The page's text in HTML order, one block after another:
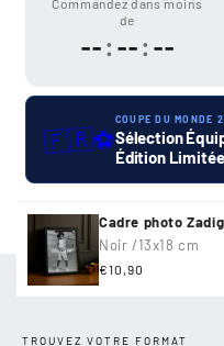
Commandez dans moins
de
--: --: --
🇫🇷⚽
COUPE DU MONDE
Sélection
Édition Limitée
Cadre photo
Noir /13x18 cm
Prix
€10,90
TROUVEZ VOTRE FORMAT